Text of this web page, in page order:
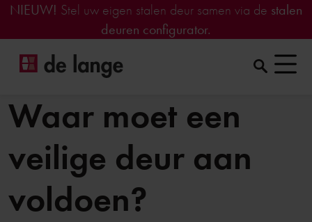
NIEUW! Stel uw eigen stalen deur samen via de stalen
deuren configurator.
Waar moet een
veilige deur aan
voldoen?